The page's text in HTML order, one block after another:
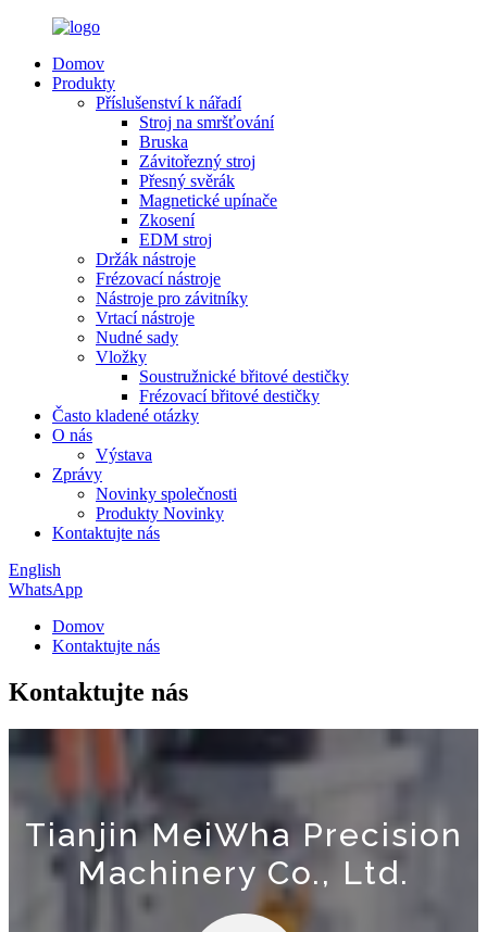
Domov
Produkty
Příslušenství k nářadí
Stroj na smršťování
Bruska
Závitořezný stroj
Přesný svěrák
Magnetické upínače
Zkosení
EDM stroj
Držák nástroje
Frézovací nástroje
Nástroje pro závitníky
Vrtací nástroje
Nudné sady
Vložky
Soustružnické břitové destičky
Frézovací břitové destičky
Často kladené otázky
O nás
Výstava
Zprávy
Novinky společnosti
Produkty Novinky
Kontaktujte nás
English
WhatsApp
Domov
Kontaktujte nás
Kontaktujte nás
Tianjin MeiWha Precision
Machinery Co., Ltd.